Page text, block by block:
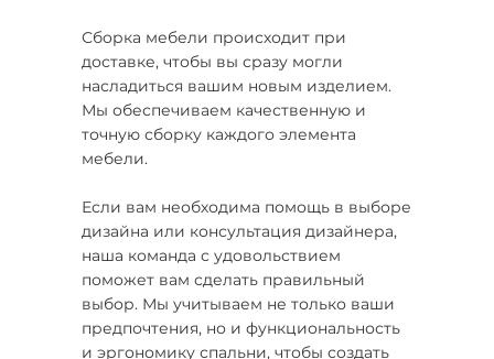
Сборка мебели происходит при
доставке, чтобы вы сразу могли
насладиться вашим новым изделием.
Мы обеспечиваем качественную и
точную сборку каждого элемента
мебели.
Если вам необходима помощь в выборе
дизайна или консультация дизайнера,
наша команда с удовольствием
поможет вам сделать правильный
выбор. Мы учитываем не только ваши
предпочтения, но и функциональность
и эргономику спальни, чтобы создать